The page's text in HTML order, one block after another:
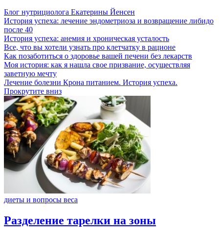
Блог нутрициолога Екатерины Йенсен
История успеха: лечение эндометриоза и возвращение либидо
после 40
История успеха: анемия и хроническая усталость
Все, что вы хотели узнать про клетчатку в рационе
Как позаботиться о здоровье вашей печени без лекарств
Моя история: как я нашла свое призвание, осуществляя
заветную мечту
Лечение болезни Крона питанием. История успеха.
Прокрутите вниз
диеты и вопросы веса
Разделение тарелки на зоны